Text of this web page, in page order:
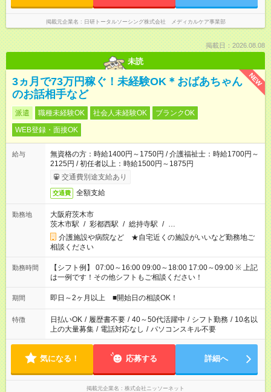
掲載元企業名 日研トータルソーシング株式会社 メディカルケア事業部
掲載日：2026.08.08
未読
NEW
3ヵ月で73万円稼ぐ！未経験OK＊おばあちゃん
のお話相手など
派遣 職種未経験OK 社会人未経験OK
ブランクOK
WEB登録・面接OK
給与
無資格の方：時給1400円～1750円 / 介護福祉士：時給1700円～
2125円 / 初任者以上：時給1500円～1875円
交通費別途支給あり
交通費 全額支給
勤務地
大阪府茨木市
茨木市駅 / 彩都西駅 / 総持寺駅 / …
介護施設や病院など ★自宅近くの施設がいいなど勤務地ご
相談ください
勤務時間
【シフト例】 07:00～16:00 09:00～18:00 17:00～09:00 ※ 上記
は一例です！その他シフトもご相談ください！
期間 即日～2ヶ月以上 ■開始日の相談OK！
特徴 日払いOK / 履歴書不要 / 40～50代活躍中 / シフト勤務 / 10名以
上の大量募集 / 電話対応なし / パソコンスキル不要
気になる！ 応募する 詳細へ
掲載元企業名 株式会社ニッソーネット